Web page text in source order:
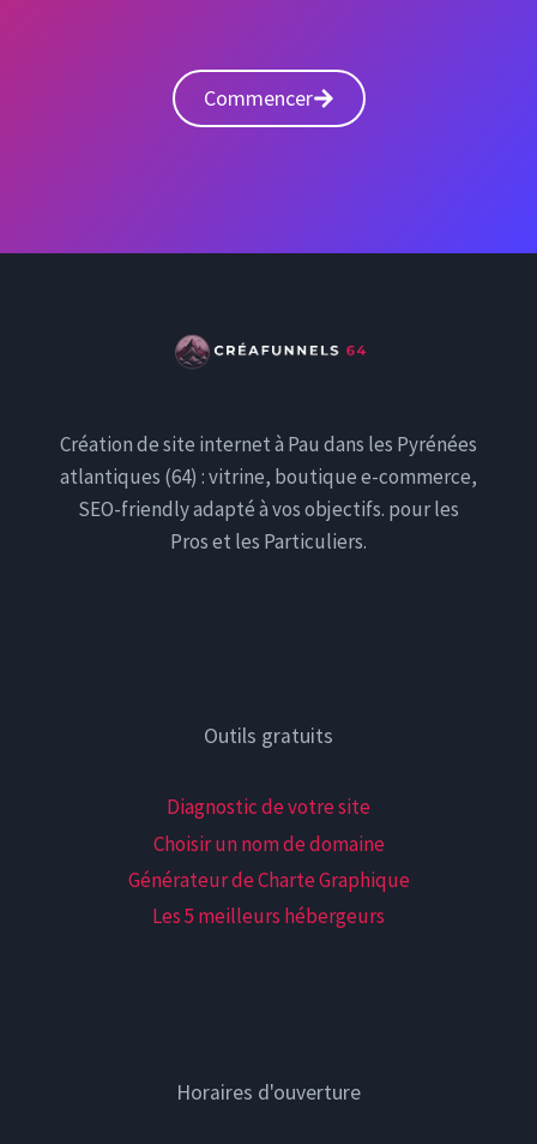
Commencer
Création de site internet à Pau dans les Pyrénées
atlantiques (64) : vitrine, boutique e-commerce,
SEO-friendly adapté à vos objectifs. pour les
Pros et les Particuliers.
Outils gratuits
Diagnostic de votre site
Choisir un nom de domaine
Générateur de Charte Graphique
Les 5 meilleurs hébergeurs
Horaires d'ouverture